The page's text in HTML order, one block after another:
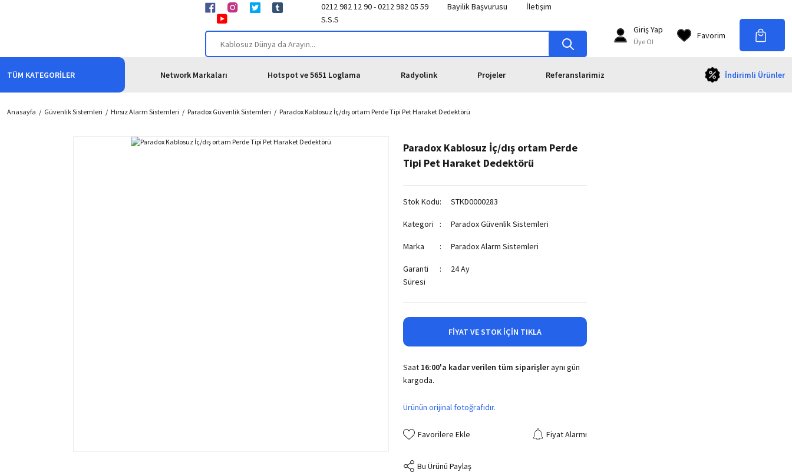
0212 982 12 90 - 0212 982 05 59 Bayilik Başvurusu
İletişim
S.S.S
Giriş Yap
Üye Ol
Favorim
TÜM KATEGORİLER Network Markaları Hotspot ve 5651 Loglama Radyolink Projeler Referanslarimiz İndirimli Ürünler
Anasayfa Güvenlik Sistemleri Hırsız Alarm Sistemleri Paradox Güvenlik Sistemleri Paradox Kablosuz İç/dış ortam Perde Tipi Pet Haraket Dedektörü
Paradox Kablosuz İç/dış ortam Perde
Tipi Pet Haraket Dedektörü
Stok Kodu STKD0000283
Kategori Paradox Güvenlik Sistemleri
Marka Paradox Alarm Sistemleri
Garanti
Süresi
24 Ay
FIYAT VE STOK İÇIN TIKLA
Saat 16:00'a kadar verilen tüm siparişleraynı gün
kargoda.
Ürünün orijinal fotoğrafıdır.
Fiyat Alarmı
Bu Ürünü Paylaş